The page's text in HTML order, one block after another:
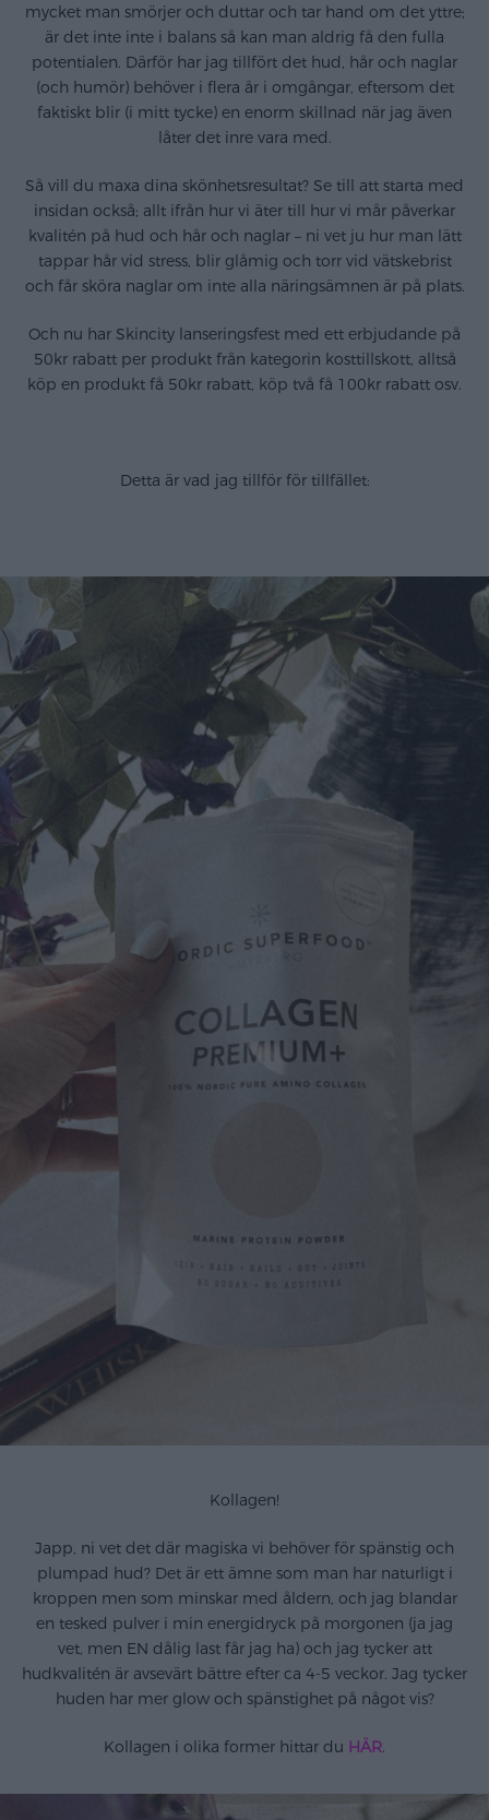
mycket man smörjer och duttar och tar hand om det yttre;
är det inte inte i balans så kan man aldrig få den fulla
potentialen. Därför har jag tillfört det hud, hår och naglar
(och humör) behöver i flera år i omgångar, eftersom det
faktiskt blir (i mitt tycke) en enorm skillnad när jag även
låter det inre vara med.
Så vill du maxa dina skönhetsresultat? Se till att starta med
insidan också; allt ifrån hur vi äter till hur vi mår påverkar
kvalitén på hud och hår och naglar – ni vet ju hur man lätt
tappar hår vid stress, blir glåmig och torr vid vätskebrist
och får sköra naglar om inte alla näringsämnen är på plats.
Och nu har Skincity lanseringsfest med ett erbjudande på
50kr rabatt per produkt från kategorin kosttillskott, alltså
köp en produkt få 50kr rabatt, köp två få 100kr rabatt osv.
Detta är vad jag tillför för tillfället:
Kollagen!
Japp, ni vet det där magiska vi behöver för spänstig och
plumpad hud? Det är ett ämne som man har naturligt i
kroppen men som minskar med åldern, och jag blandar
en tesked pulver i min energidryck på morgonen (ja jag
vet, men EN dålig last får jag ha) och jag tycker att
hudkvalitén är avsevärt bättre efter ca 4-5 veckor. Jag tycker
huden har mer glow och spänstighet på något vis?
Kollagen i olika former hittar du HÄR.